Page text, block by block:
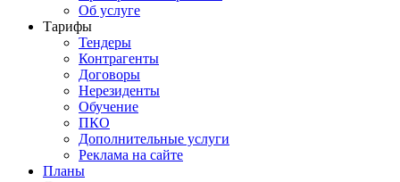
Об услуге
Тарифы
Тендеры
Контрагенты
Договоры
Нерезиденты
Обучение
ПКО
Дополнительные услуги
Реклама на сайте
Планы